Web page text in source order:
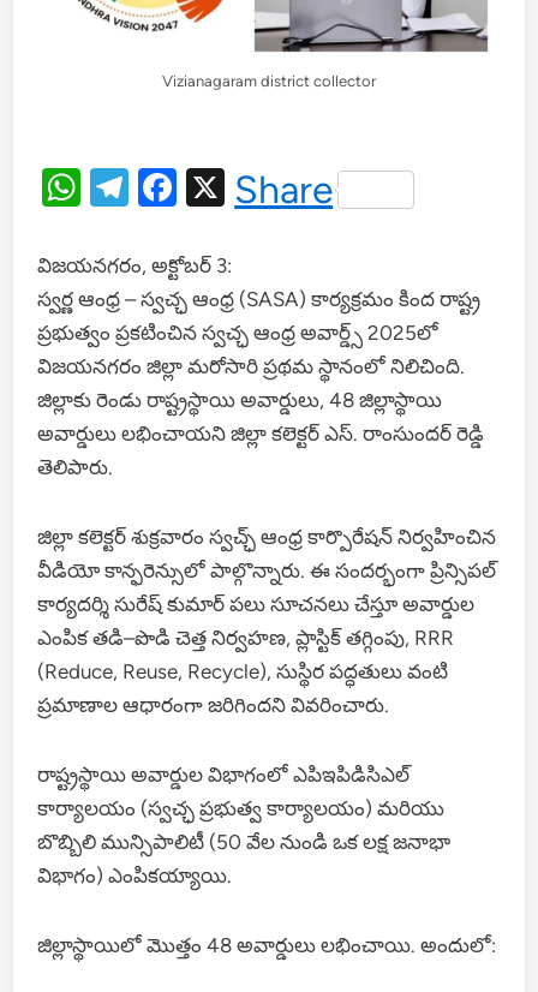
Vizianagaram district collector
WhatsApp
Telegram
Facebook
X
Share
విజయనగరం, అక్టోబర్ 3:
స్వర్ణ ఆంధ్ర – స్వచ్ఛ ఆంధ్ర (SASA) కార్యక్రమం కింద రాష్ట్ర
ప్రభుత్వం ప్రకటించిన స్వచ్ఛ ఆంధ్ర అవార్డ్స్ 2025లో
విజయనగరం జిల్లా మరోసారి ప్రథమ స్థానంలో నిలిచింది.
జిల్లాకు రెండు రాష్ట్రస్థాయి అవార్డులు, 48 జిల్లాస్థాయి
అవార్డులు లభించాయని జిల్లా కలెక్టర్ ఎస్. రాంసుందర్ రెడ్డి
తెలిపారు.
జిల్లా కలెక్టర్ శుక్రవారం స్వచ్ఛ్ ఆంధ్ర కార్పొరేషన్ నిర్వహించిన
వీడియో కాన్ఫరెన్సులో పాల్గొన్నారు. ఈ సందర్భంగా ప్రిన్సిపల్
కార్యదర్శి సురేష్ కుమార్ పలు సూచనలు చేస్తూ అవార్డుల
ఎంపిక తడి–పొడి చెత్త నిర్వహణ, ప్లాస్టిక్ తగ్గింపు, RRR
(Reduce, Reuse, Recycle), సుస్థిర పద్ధతులు వంటి
ప్రమాణాల ఆధారంగా జరిగిందని వివరించారు.
రాష్ట్రస్థాయి అవార్డుల విభాగంలో ఎపిఇపిడిసిఎల్
కార్యాలయం (స్వచ్ఛ ప్రభుత్వ కార్యాలయం) మరియు
బొబ్బిలి మున్సిపాలిటీ (50 వేల నుండి ఒక లక్ష జనాభా
విభాగం) ఎంపికయ్యాయి.
జిల్లాస్థాయిలో మొత్తం 48 అవార్డులు లభించాయి. అందులో: